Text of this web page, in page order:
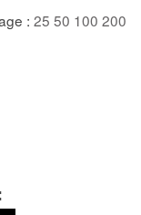
: 25 50 100 200